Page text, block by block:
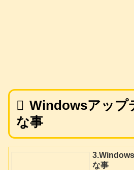
Windowsアップ
な事
な事